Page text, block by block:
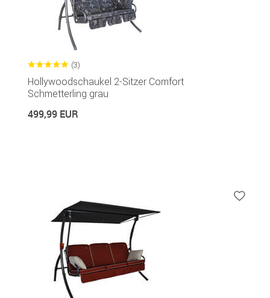
(3)
Hollywoodschaukel 2-Sitzer Comfort
Schmetterling grau
499,99 EUR